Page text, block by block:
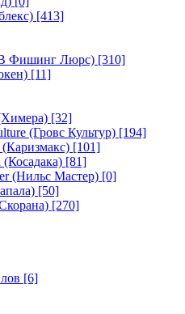
[413]
Фишинг Люрс) [310]
[11]
[32]
(Гровс Культур) [194]
[101]
[81]
(Нильс Мастер) [0]
[50]
[270]
[6]